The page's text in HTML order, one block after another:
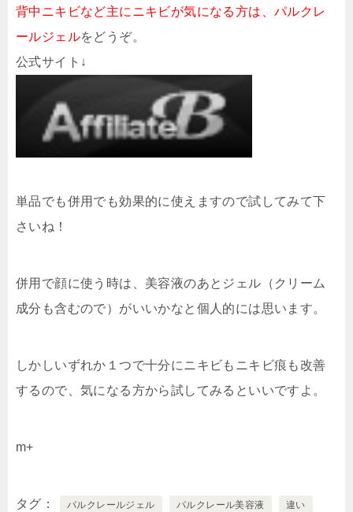
背中ニキビなど主にニキビが気になる方は、パルクレ
ールジェルをどうぞ。
公式サイト↓
単品でも併用でも効果的に使えますので試してみて下
さいね！
併用で顔に使う時は、美容液のあとジェル（クリーム
成分も含むので）がいいかなと個人的には思います。
しかしいずれか１つで十分にニキビもニキビ痕も改善
するので、気になる方から試してみるといいですよ。
m+
タグ パルクレールジェル パルクレール美容液 違い